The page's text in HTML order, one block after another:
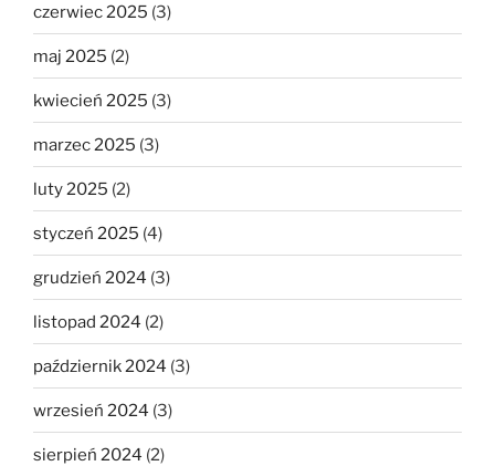
czerwiec 2025 (3)
maj 2025 (2)
kwiecień 2025 (3)
marzec 2025 (3)
luty 2025 (2)
styczeń 2025 (4)
grudzień 2024 (3)
listopad 2024 (2)
październik 2024 (3)
wrzesień 2024 (3)
sierpień 2024 (2)